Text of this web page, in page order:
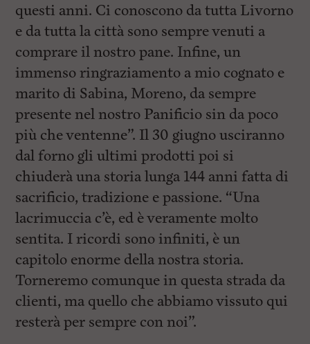
questi anni. Ci conoscono da tutta Livorno
e da tutta la città sono sempre venuti a
comprare il nostro pane. Infine, un
immenso ringraziamento a mio cognato e
marito di Sabina, Moreno, da sempre
presente nel nostro Panificio sin da poco
più che ventenne”. Il 30 giugno usciranno
dal forno gli ultimi prodotti poi si
chiuderà una storia lunga 144 anni fatta di
sacrificio, tradizione e passione. “Una
lacrimuccia c’è, ed è veramente molto
sentita. I ricordi sono infiniti, è un
capitolo enorme della nostra storia.
Torneremo comunque in questa strada da
clienti, ma quello che abbiamo vissuto qui
resterà per sempre con noi”.